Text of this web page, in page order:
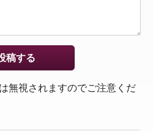
無視されますのでご注意くだ